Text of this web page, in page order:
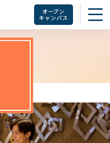
オープン
キャンパス